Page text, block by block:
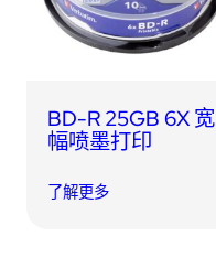
BD-R 25GB 6X 宽
幅喷墨打印
了解更多